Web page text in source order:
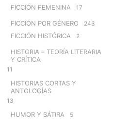
FICCIÓN FEMENINA 17
FICCIÓN POR GÉNERO 243
FICCIÓN HISTÓRICA 2
HISTORIA – TEORÍA LITERARIA
Y CRÍTICA
11
HISTORIAS CORTAS Y
ANTOLOGÍAS
13
HUMOR Y SÁTIRA 5